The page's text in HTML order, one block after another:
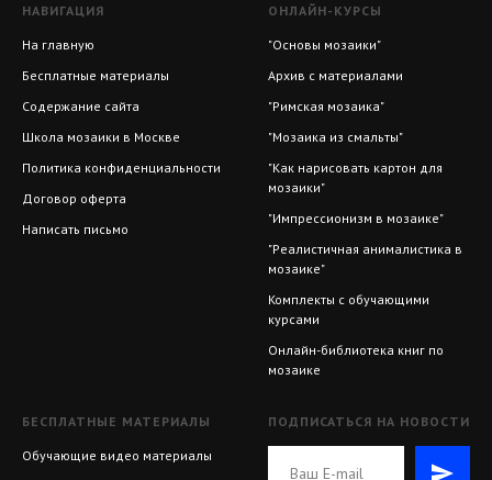
НАВИГАЦИЯ
На главную
Бесплатные материалы
Содержание сайта
Школа мозаики в Москве
Политика конфиденциальности
Договор оферта
Написать письмо
ОНЛАЙН-КУРСЫ
"Основы мозаики"
Архив с материалами
"Римская мозаика"
"Мозаика из смальты"
"Как нарисовать картон для
мозаики"
"Импрессионизм в мозаике"
"Реалистичная анималистика в
мозаике"
Комплекты с обучающими
курсами
Онлайн-библиотека книг по
мозаике
БЕСПЛАТНЫЕ МАТЕРИАЛЫ
Обучающие видео материалы
ПОДПИСАТЬСЯ НА НОВОСТИ